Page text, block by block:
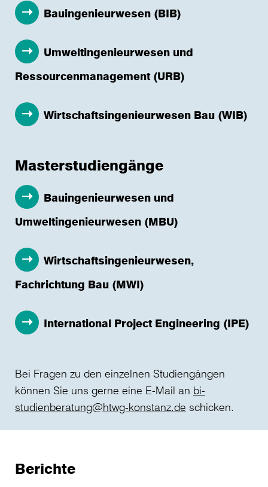
Bauingenieurwesen (BIB)
Umweltingenieurwesen und
Ressourcenmanagement (URB)
Wirtschaftsingenieurwesen Bau (WIB)
Masterstudiengänge
Bauingenieurwesen und
Umweltingenieurwesen (MBU)
Wirtschaftsingenieurwesen,
Fachrichtung Bau (MWI)
International Project Engineering (IPE)
Bei Fragen zu den einzelnen Studiengängen
können Sie uns gerne eine E-Mail an bi-
studienberatung@htwg-konstanz.de schicken.
Berichte